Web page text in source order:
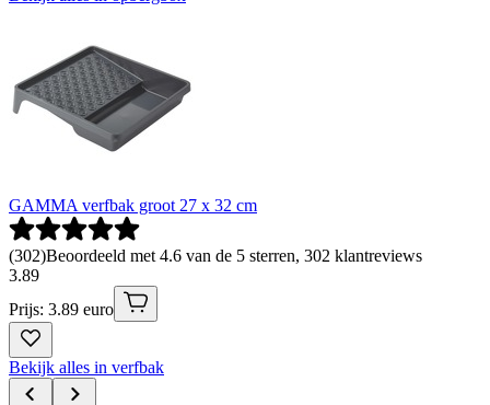
GAMMA verfbak groot 27 x 32 cm
(302)Beoordeeld met 4.6 van de 5 sterren, 302 klantreviews
3.89
Prijs: 3.89 euro
Bekijk alles in verfbak